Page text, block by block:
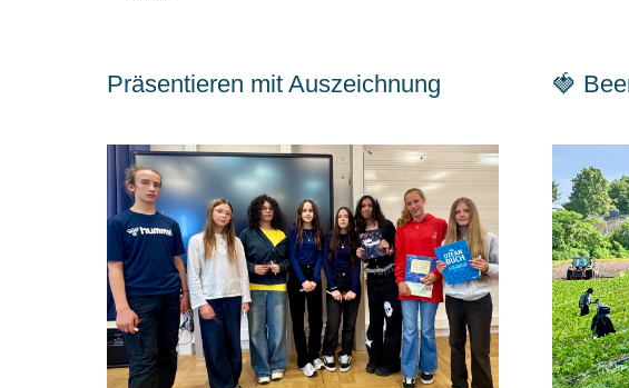
Präsentieren mit Auszeichnung 🍓